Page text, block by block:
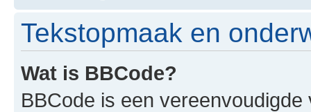
Tekstopmaak en
Wat is BBCode?
BBCode is een